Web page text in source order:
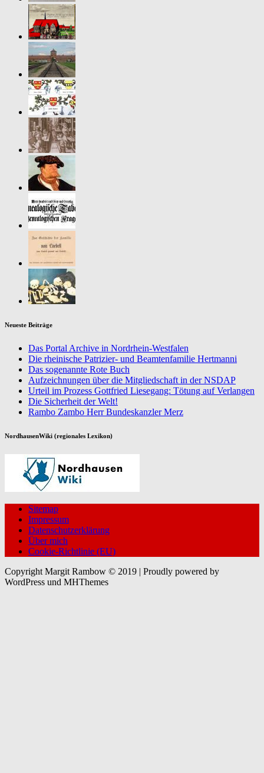
Neueste Beiträge
Das Portal Archive in Nordrhein-Westfalen
Die rheinische Patrizier- und Beamtenfamilie Hertmanni
Das sogenannte Rote Buch
Aufzeichnungen über die Mitgliedschaft in der NSDAP
Urteil im Prozess Gottfried Liesegang: Tötung auf Verlangen
Die Sicherheit der Welt!
Rambo Zambo Herr Bundeskanzler Merz
NordhausenWiki (regionales Lexikon)
Sitemap
Impressum
Datenschutzerklärung
Über mich
Cookie-Richtlinie (EU)
Copyright Margit Rambow © 2019 | Proudly powered by
WordPress und MHThemes